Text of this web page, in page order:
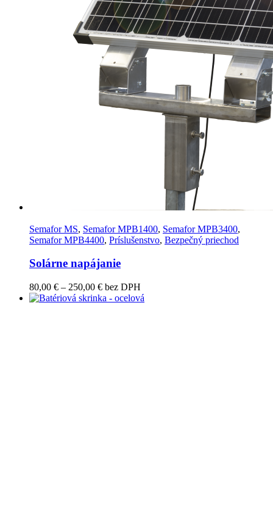
Semafor MS, Semafor MPB1400, Semafor MPB3400,
Semafor MPB4400, Príslušenstvo, Bezpečný priechod
Solárne napájanie
80,00 € – 250,00 €Price
range:
bez DPH